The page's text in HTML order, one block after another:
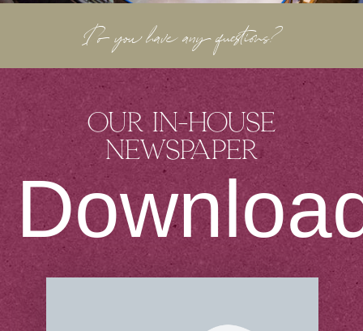
Do you have any questions?
Our in-house
newspaper